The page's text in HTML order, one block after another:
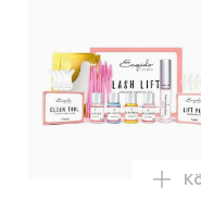
i varukorgen
Lutning i
2-pack Samsung